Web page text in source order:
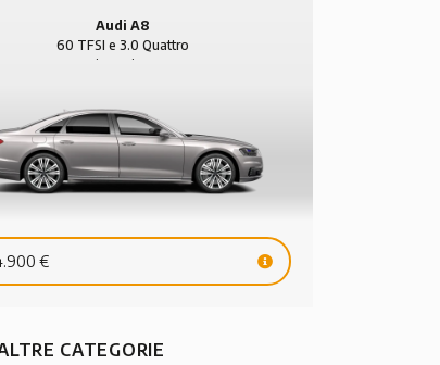
Audi A8
60 TFSI e 3.0 Quattro
Tiptronic 4p
€
CATEGORIE